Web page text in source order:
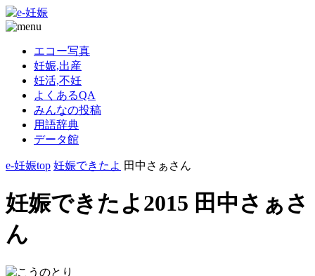
エコー写真
妊娠,出産
妊活,不妊
よくあるQA
みんなの投稿
用語辞典
データ館
e-妊娠top 妊娠できたよ 田中さぁさん
妊娠できたよ2015 田中さぁさ
ん